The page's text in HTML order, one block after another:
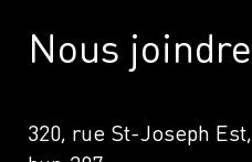
Nous joindre
320, rue St-Joseph Est,